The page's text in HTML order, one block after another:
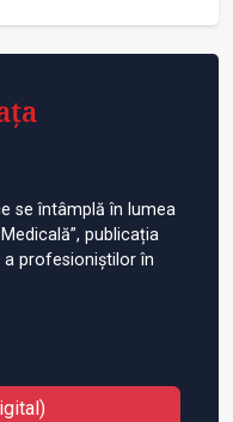
se întâmplă în lumea
publicația
profesioniștilor în